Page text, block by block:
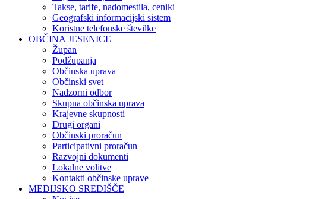
Takse, tarife, nadomestila, ceniki
Geografski informacijski sistem
Koristne telefonske številke
OBČINA JESENICE
Župan
Podžupanja
Občinska uprava
Občinski svet
Nadzorni odbor
Skupna občinska uprava
Krajevne skupnosti
Drugi organi
Občinski proračun
Participativni proračun
Razvojni dokumenti
Lokalne volitve
Kontakti občinske uprave
MEDIJSKO SREDIŠČE